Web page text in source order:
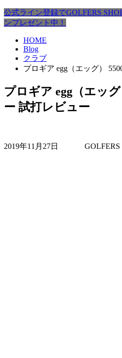
公式ライン登録でGOLFERS
ンプレゼント中！
HOME
Blog
クラブ
プロギア egg（エッグ）
プロギア egg（エッ
ー 試打レビュー
2019年11月27日 GOLFERS